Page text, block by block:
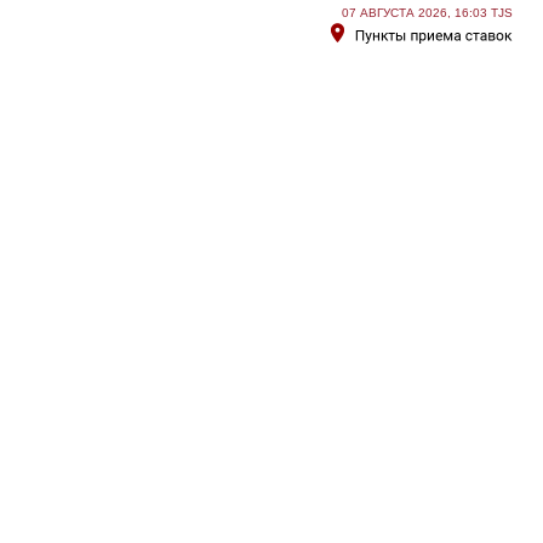
07 АВГУСТА 2026, 16:03 TJS